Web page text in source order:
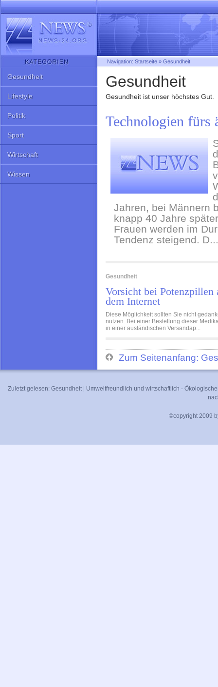
Gesundheit
Gesundheit ist unser höchstes Gut.
Technologien fürs
Jahren, bei Männern
knapp 40 Jahre
Frauen werden im
Tendenz steigend. D...
Gesundheit
Vorsicht bei Potenzpillen
dem Internet
Diese Möglichkeit sollten Sie nicht
nutzen. Bei einer Bestellung dieser
in einer ausländischen Versandap...
Zum Seitenanfang:
Gesundheit
Lifestyle
Politik
Sport
Wirtschaft
Wissen
Navigation: Startseite » Gesundheit
Zuletzt gelesen: Gesundheit|
Umweltfreundlich und wirtschaftlich -
©copyright 2009